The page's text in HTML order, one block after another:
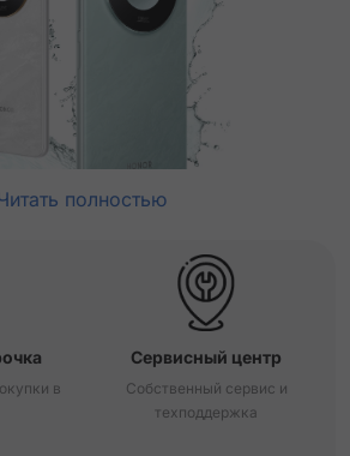
полностью
в
Сервисный центр
Собственный сервис и
техподдержка